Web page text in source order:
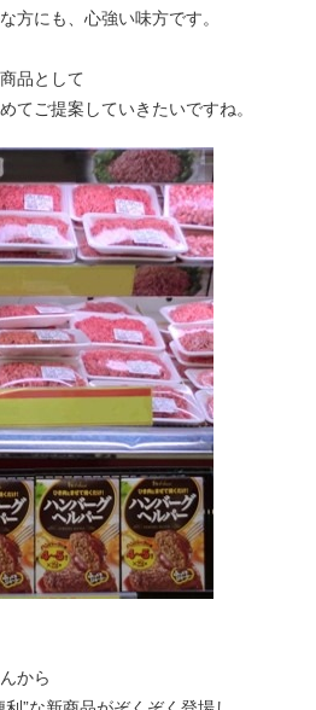
方にも、心強い味方です。
品として
てご提案していきたいですね。
から